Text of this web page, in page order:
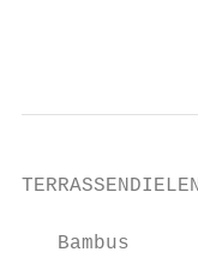
   Bambus